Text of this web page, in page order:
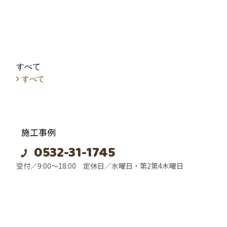
すべて
すべて
施工事例
フォトギャラリー
0532-31-1745
受付／9:00～18:00 定休日／水曜日・第2第4木曜日